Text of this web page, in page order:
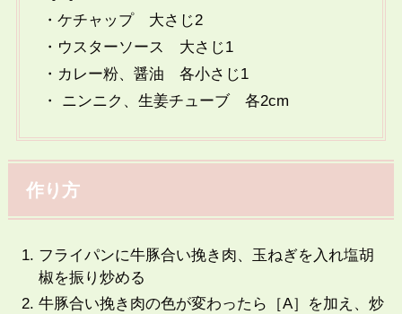
・ケチャップ 大さじ2
・ウスターソース 大さじ1
・カレー粉、醤油 各小さじ1
・ ニンニク、生姜チューブ 各2cm
作り方
フライパンに牛豚合い挽き肉、玉ねぎを入れ塩胡
椒を振り炒める
牛豚合い挽き肉の色が変わったら［A］を加え、炒